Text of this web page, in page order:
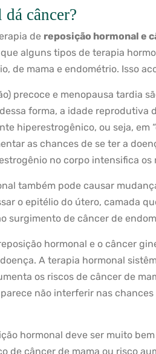
câncer?
de reposição hormonal e
alguns tipos de terapia
de mama e endométrio. Isso
precoce e menopausa tardia
forma, a idade reprodutiva
hiperestrogênico, ou seja, em
as chances de se ter a
no corpo intensifica os
também pode causar
o epitélio do útero, camada
surgimento de câncer de
hormonal e o câncer
A terapia hormonal
os riscos de câncer de
não interferir nas
hormonal deve ser muito
de câncer de mama ou risco